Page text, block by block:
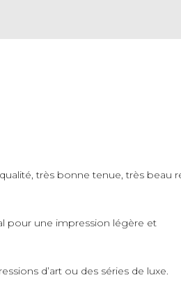
très bonne tenue, très beau
pour une impression légère et
d’art ou des séries de luxe.